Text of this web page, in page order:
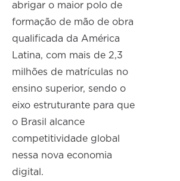
abrigar o maior polo de
formação de mão de obra
qualificada da América
Latina, com mais de 2,3
milhões de matrículas no
ensino superior, sendo o
eixo estruturante para que
o Brasil alcance
competitividade global
nessa nova economia
digital.